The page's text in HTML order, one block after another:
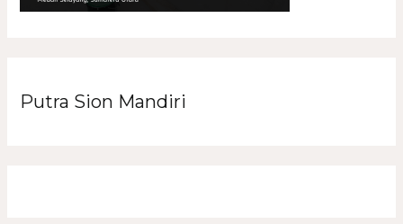
Putra Sion Mandiri